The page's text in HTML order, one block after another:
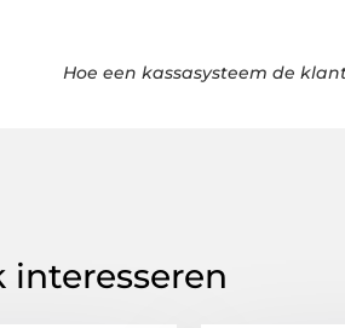
Hoe een kassasysteem de